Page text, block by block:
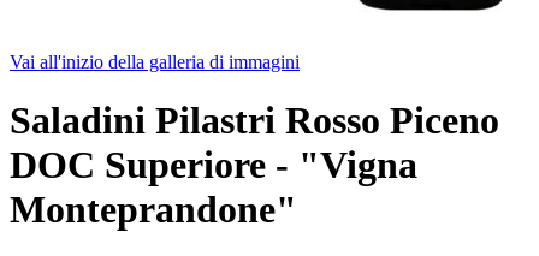
Vai all'inizio della galleria di immagini
Saladini Pilastri Rosso Piceno
DOC Superiore - "Vigna
Monteprandone"